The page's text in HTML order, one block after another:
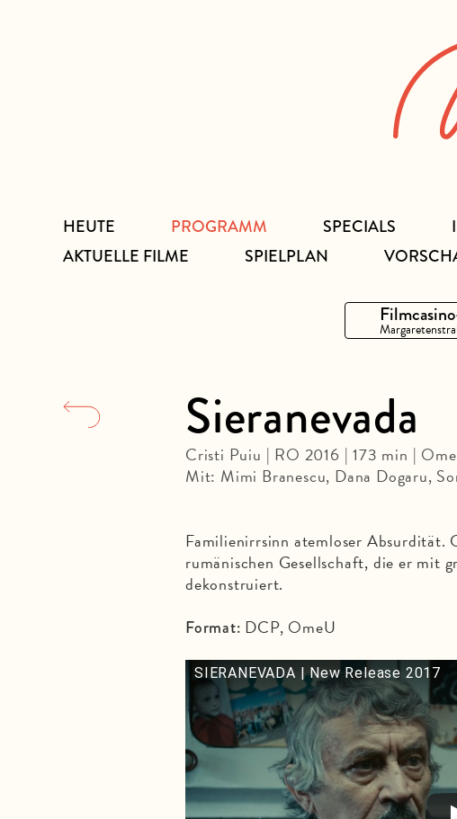
HEUTE
PROGRAMM
AKTUELLE FILME
SPIELPLAN
SPECIALS
Sieranevada
Cristi Puiu | RO 2016 | 173 min |
Mit: Mimi Branescu, Dana Dogaru,
Familienirrsinn atemloser
rumänischen Gesellschaft, die er mit
dekonstruiert.
Format: DCP, OmeU
SIERANEVADA | New Release 2017